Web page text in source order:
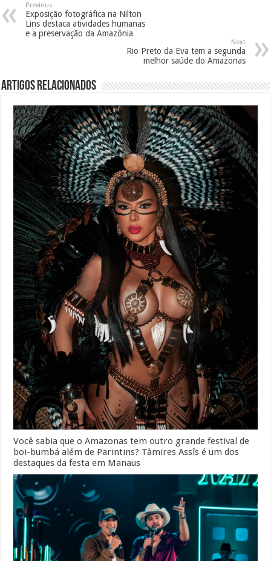
Previous
Exposição fotográfica na Nilton
Lins destaca atividades humanas
e a preservação da Amazônia
Next
Rio Preto da Eva tem a segunda
melhor saúde do Amazonas
Artigos Relacionados
Você sabia que o Amazonas tem outro grande festival de
boi-bumbá além de Parintins? Tàmires Assîs é um dos
destaques da festa em Manaus